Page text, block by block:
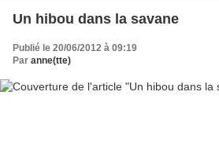
Un hibou dans la savane
Publié le 20/06/2012 à 09:19
Par anne(tte)